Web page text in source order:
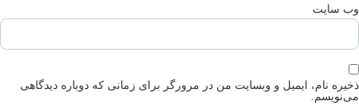
سایت
نام، ایمیل و وبسایت من در مرورگر برای زمانی که دوباره دیدگاهی